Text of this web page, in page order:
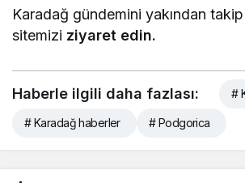
Karadağ gündemini yakından
sitemizi ziyaret edin.
Haberle ilgili daha fazlası: #
# Karadağ haberler # Podgorica